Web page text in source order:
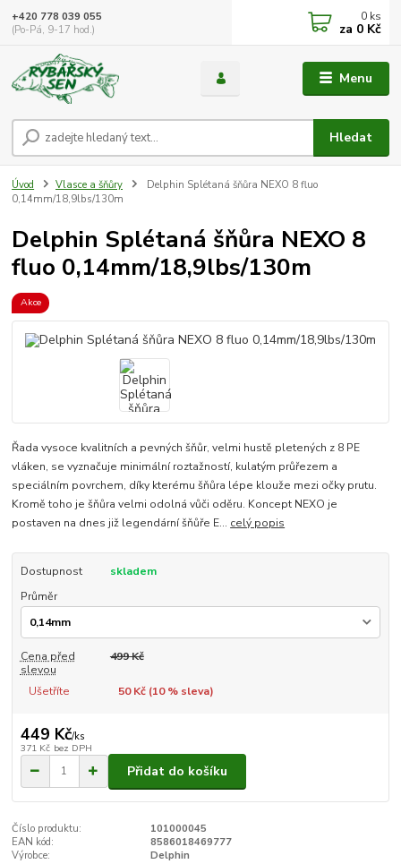
Menu
Hledat
+420 778 039 055
(Po-Pá, 9-17 hod.)
0 ks
za 0 Kč
Úvod Vlasce a šňůry
Delphin Splétaná šňůra NEXO 8 fluo
0,14mm/18,9lbs/130m
Delphin Splétaná šňůra NEXO 8
fluo 0,14mm/18,9lbs/130m
Akce
Řada vysoce kvalitních a pevných šňůr, velmi hustě pletených z 8 PE
vláken, se vyznačuje minimální roztažností, kulatým průřezem a
speciálním povrchem, díky kterému šňůra lépe klouže mezi očky prutu.
Kromě toho je šňůra velmi odolná vůči oděru. Koncept NEXO je
postaven na dnes již legendární šňůře E... celý popis
Dostupnost
skladem
Průměr
Cena před
slevou
499 Kč
Ušetříte 50 Kč (10% sleva)
449 Kč/ks
371 Kč bez DPH
Přidat do košíku
Číslo produktu:
101000045
EAN kód:
8586018469777
Výrobce:
Delphin